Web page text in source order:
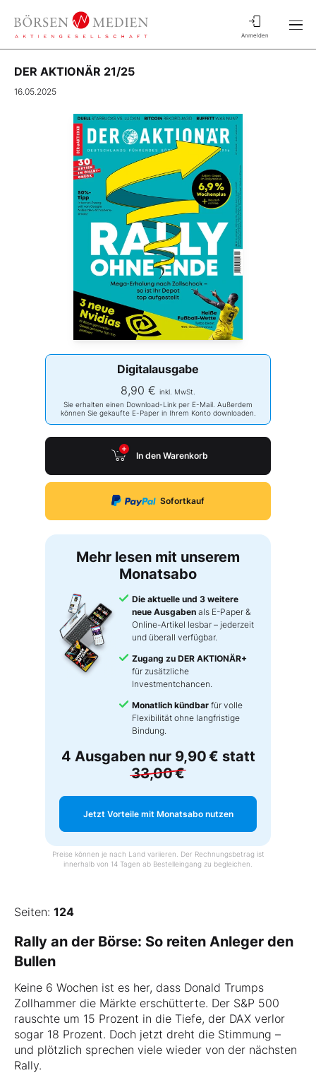
Anmelden
DER AKTIONÄR 21/25
16.05.2025
Digitalausgabe
8,90 € inkl. MwSt.
Sie erhalten einen Download-Link per E-Mail. Außerdem
können Sie gekaufte E-Paper in Ihrem Konto downloaden.
In den Warenkorb
Sofortkauf
Mehr lesen mit unserem
Monatsabo
Die aktuelle und 3 weitere
neue Ausgaben als E-Paper &
Online-Artikel lesbar – jederzeit
und überall verfügbar.
Zugang zu DER AKTIONÄR+
für zusätzliche
Investmentchancen.
Monatlich kündbar für volle
Flexibilität ohne langfristige
Bindung.
4 Ausgaben nur 9,90 € statt
33,00 €
Jetzt Vorteile mit Monatsabo nutzen
Preise können je nach Land variieren. Der Rechnungsbetrag ist
innerhalb von 14 Tagen ab Bestelleingang zu begleichen.
Seiten: 124
Rally an der Börse: So reiten Anleger den
Bullen
Keine 6 Wochen ist es her, dass Donald Trumps
Zollhammer die Märkte erschütterte. Der S&P 500
rauschte um 15 Prozent in die Tiefe, der DAX verlor
sogar 18 Prozent. Doch jetzt dreht die Stimmung –
und plötzlich sprechen viele wieder von der nächsten
Rally.